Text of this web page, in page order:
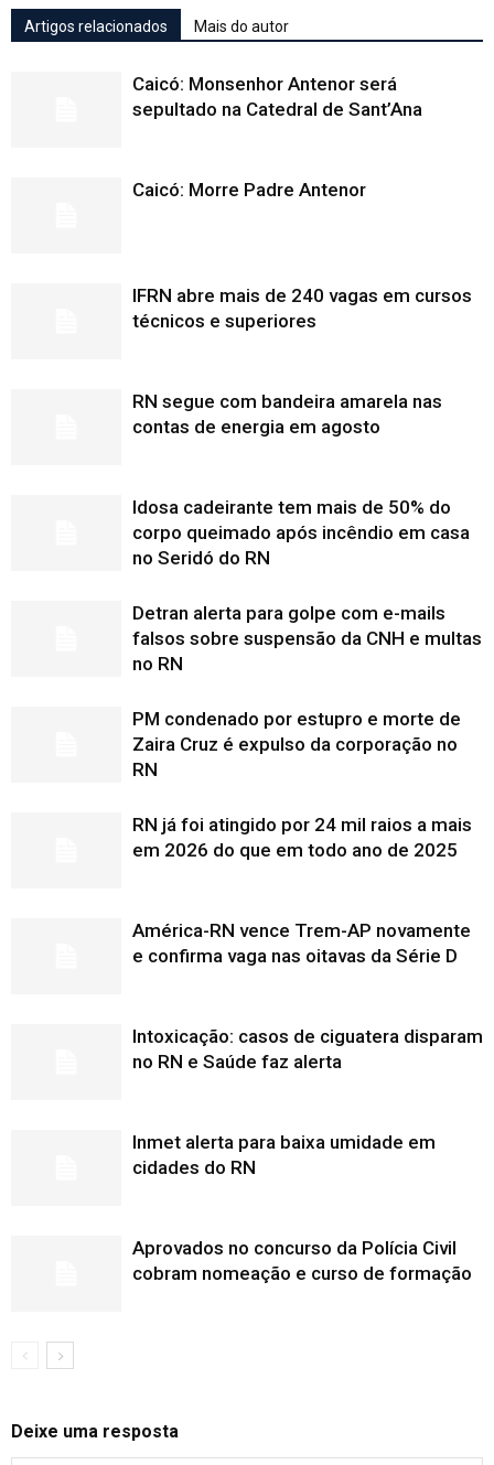
Artigos relacionados Mais do autor
Caicó: Monsenhor Antenor será
sepultado na Catedral de Sant’Ana
Caicó: Morre Padre Antenor
IFRN abre mais de 240 vagas em cursos
técnicos e superiores
RN segue com bandeira amarela nas
contas de energia em agosto
Idosa cadeirante tem mais de 50% do
corpo queimado após incêndio em casa
no Seridó do RN
Detran alerta para golpe com e-mails
falsos sobre suspensão da CNH e multas
no RN
PM condenado por estupro e morte de
Zaira Cruz é expulso da corporação no
RN
RN já foi atingido por 24 mil raios a mais
em 2026 do que em todo ano de 2025
América-RN vence Trem-AP novamente
e confirma vaga nas oitavas da Série D
Intoxicação: casos de ciguatera disparam
no RN e Saúde faz alerta
Inmet alerta para baixa umidade em
cidades do RN
Aprovados no concurso da Polícia Civil
cobram nomeação e curso de formação
Deixe uma resposta